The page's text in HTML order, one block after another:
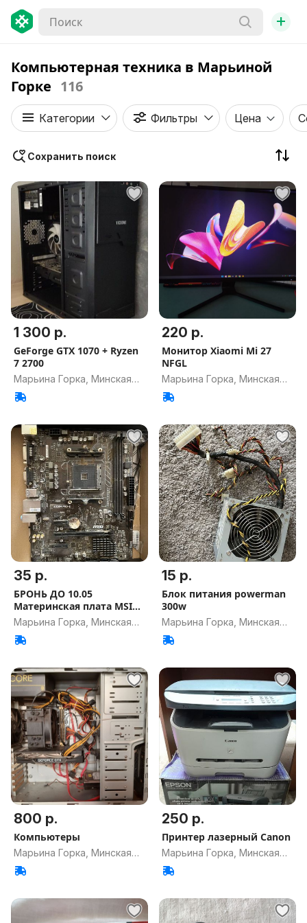
+
Компьютерная техника в Марьиной
Горке 116
Категории Фильтры Цена
Сохранить поиск
1 300 р.
GeForge GTX 1070 + Ryzen
7 2700
Марьина Горка, Минская
обл.
220 р.
Монитор Xiaomi Mi 27
NFGL
Марьина Горка, Минская
обл.
35 р.
БРОНЬ ДО 10.05
Материнская плата MSI
A320M PRO-E
Марьина Горка, Минская
обл.
15 р.
Блок питания powerman
300w
Марьина Горка, Минская
обл.
800 р.
Компьютеры
Марьина Горка, Минская
обл.
250 р.
Принтер лазерный Canon
Марьина Горка, Минская
обл.